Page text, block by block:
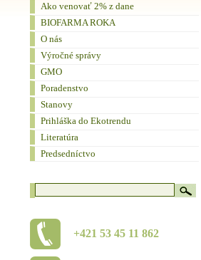
Ako venovať 2% z dane
BIOFARMA ROKA
O nás
Výročné správy
GMO
Poradenstvo
Stanovy
Prihláška do Ekotrendu
Literatúra
Predsedníctvo
+421 53 45 11 862